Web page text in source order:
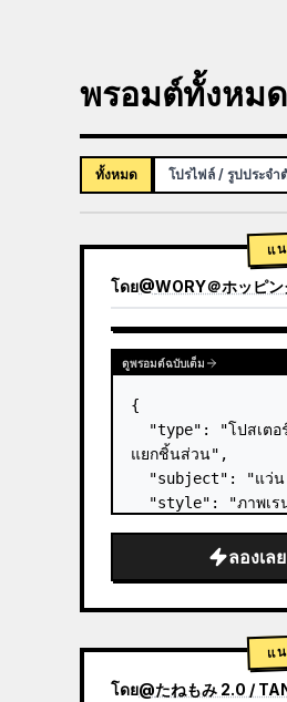
พรอมต์ทั้งหมด
ทั้งหมด โปรไฟล์ / รูปประจำ
แ
โดย@WORY＠ホッピン
ดูพรอมต์ฉบับเต็ม
{
"type": "โปสเ
แยกชิ้นส่วน",
"subject": "แว่น
"style": "ภาพเ
  "background": "
อ่อน ",
ลองเลย
แ
โดย@たねもみ 2.0 /